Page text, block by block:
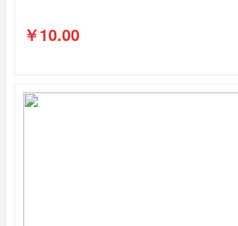
￥10.00